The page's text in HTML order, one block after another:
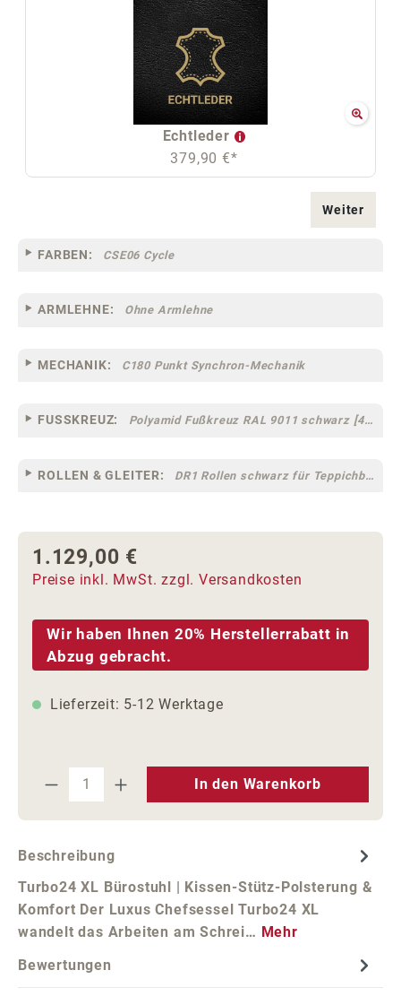
Echtleder
379,90 €*
Weiter
FARBEN: CSE06 Cycle
ARMLEHNE: Ohne Armlehne
MECHANIK: C180 Punkt Synchron-Mechanik
FUSSKREUZ: Polyamid Fußkreuz RAL 9011 schwarz [44]
ROLLEN & GLEITER: DR1 Rollen schwarz für Teppichböden [10]
Regulärer Preis:
1.129,00 €
Preise inkl. MwSt. zzgl. Versandkosten
Wir haben Ihnen 20% Herstellerrabatt in
Abzug gebracht.
Lieferzeit: 5-12 Werktage
Produkt Anzahl: Gib den
In den Warenkorb
Beschreibung
Turbo24 XL Bürostuhl | Kissen-Stütz-Polsterung &
Komfort Der Luxus Chefsessel Turbo24 XL
wandelt das Arbeiten am Schrei… Mehr
Bewertungen